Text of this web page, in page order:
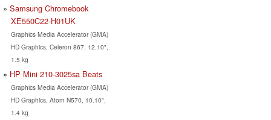
Samsung Chromebook
XE550C22-H01UK
Graphics Media Accelerator (GMA)
HD Graphics, Celeron 867, 12.10",
1.5 kg
HP Mini 210-3025sa Beats
Graphics Media Accelerator (GMA)
HD Graphics, Atom N570, 10.10",
1.4 kg